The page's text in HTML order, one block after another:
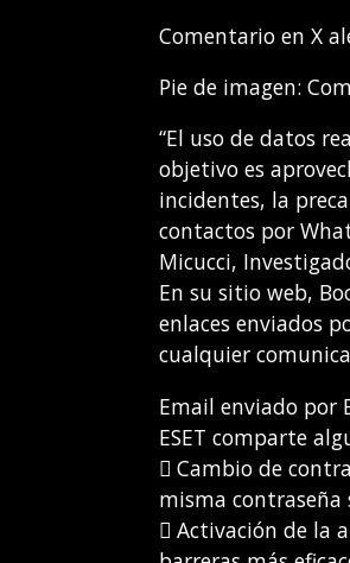
Comentario en X
Pie de imagen:
“El uso de datos
objetivo es
incidentes, la
contactos por
Micucci,
En su sitio web,
enlaces enviados
cualquier
Email enviado por
ESET comparte
 Cambio de
misma
 Activación de la